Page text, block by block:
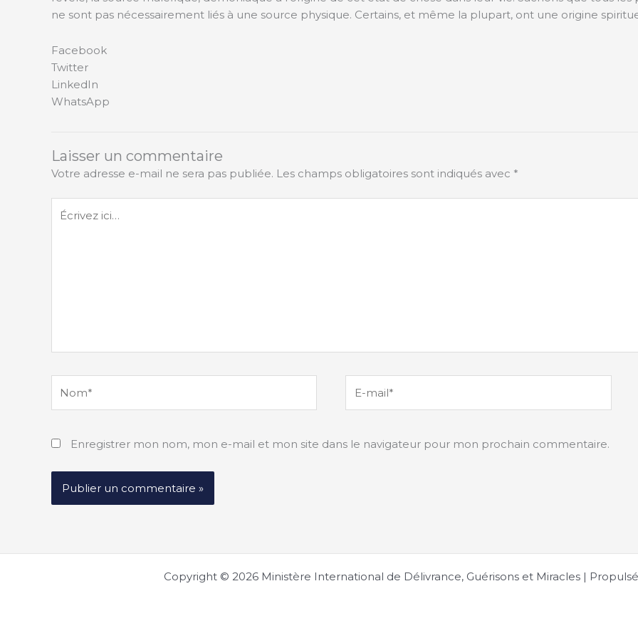
ne sont pas nécessairement liés à une source physique. Certains, et même la plupart, ont une origine
Facebook
Twitter
LinkedIn
WhatsApp
Laisser un commentaire
Votre adresse e-mail ne sera pas publiée. Les champs obligatoires sont indiqués avec *
ici…
mail*
Enregistrer mon nom, mon e-mail et mon site dans le navigateur pour mon prochain commentaire.
Copyright © 2026 Ministère International de Délivrance, Guérisons et Miracles |